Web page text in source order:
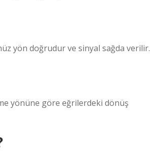
yön doğrudur ve sinyal sağda verilir.
yönüne göre eğrilerdeki dönüş